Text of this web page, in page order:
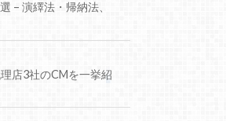
– 演繹法・帰納法、
店3社のCMを一挙紹